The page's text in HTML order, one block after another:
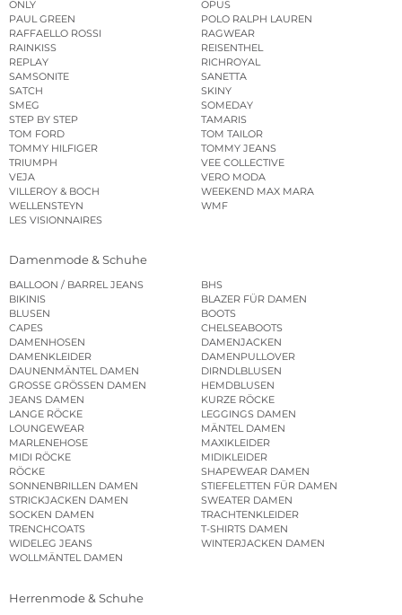
ONLY
OPUS
PAUL GREEN
POLO RALPH LAUREN
RAFFAELLO ROSSI
RAGWEAR
RAINKISS
REISENTHEL
REPLAY
RICHROYAL
SAMSONITE
SANETTA
SATCH
SKINY
SMEG
SOMEDAY
STEP BY STEP
TAMARIS
TOM FORD
TOM TAILOR
TOMMY HILFIGER
TOMMY JEANS
TRIUMPH
VEE COLLECTIVE
VEJA
VERO MODA
VILLEROY & BOCH
WEEKEND MAX MARA
WELLENSTEYN
WMF
LES VISIONNAIRES
Damenmode & Schuhe
BALLOON / BARREL JEANS
BHS
BIKINIS
BLAZER FÜR DAMEN
BLUSEN
BOOTS
CAPES
CHELSEABOOTS
DAMENHOSEN
DAMENJACKEN
DAMENKLEIDER
DAMENPULLOVER
DAUNENMÄNTEL DAMEN
DIRNDLBLUSEN
GROSSE GRÖSSEN DAMEN
HEMDBLUSEN
JEANS DAMEN
KURZE RÖCKE
LANGE RÖCKE
LEGGINGS DAMEN
LOUNGEWEAR
MÄNTEL DAMEN
MARLENEHOSE
MAXIKLEIDER
MIDI RÖCKE
MIDIKLEIDER
RÖCKE
SHAPEWEAR DAMEN
SONNENBRILLEN DAMEN
STIEFELETTEN FÜR DAMEN
STRICKJACKEN DAMEN
SWEATER DAMEN
SOCKEN DAMEN
TRACHTENKLEIDER
TRENCHCOATS
T-SHIRTS DAMEN
WIDELEG JEANS
WINTERJACKEN DAMEN
WOLLMÄNTEL DAMEN
Herrenmode & Schuhe